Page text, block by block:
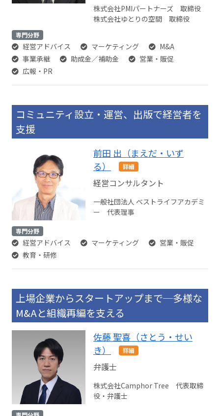
株式会社PMIパートナーズ 取締役
株式会社ゆとりの空間 取締役
専門分野
経営アドバイス マーケティング
M&A
事業承継
助成金／補助金
営業・販促
広報・PR
コミュニティ設立・運営、出版で経営者を
支援
前田 出（まえだ・いず
る）
詳細
経営コンサルタント
一般社団法人 ベストライフアカデミ
ー 代表理事
専門分野
経営アドバイス マーケティング
営業・販促
教育・研修
上場企業からスタートアップまで─多様な
M&Aと組織再編を支える
佐藤 聖喜（さとう・せい
き）
詳細
弁護士
株式会社Camphor Tree 代表取締
役・弁護士